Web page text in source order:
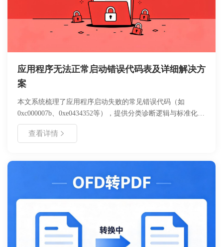
应用程序无法正常启动错误代码表及详细解决方
案
本文系统梳理了应用程序启动失败的常见错误代码（如
0xc000007b、0xe0434352等），提供分类诊断逻辑与标准化处
理流程。内容涵盖环境依赖检查、注册表修复、权限配置等核
心操作，并针对开发环境与生产环境差异给出适配建议。适用
含可验证的命令行参数、日志查看路径及回滚操作指南，帮助
查看详情